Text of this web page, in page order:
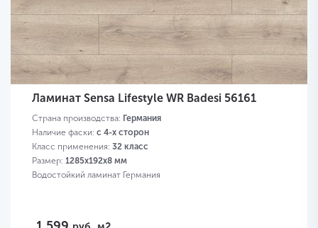
Ламинат Sensa Lifestyle WR Badesi 56161
Страна производства: Германия
Наличие фаски: с 4-х сторон
Класс применения: 32 класс
Размер: 1285х192х8 мм
Водостойкий ламинат Германия